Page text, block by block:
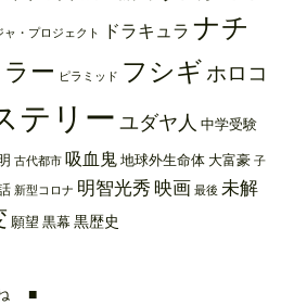
・プロジェクト ドラキュラ ナチ
ー ピラミッド フシギ ホロコ
テリー ユダヤ人 中学受験
古代都市 吸血鬼 地球外生命体 大富豪 子
新型コロナ 明智光秀 映画 最後 未解
願望 黒幕 黒歴史
■